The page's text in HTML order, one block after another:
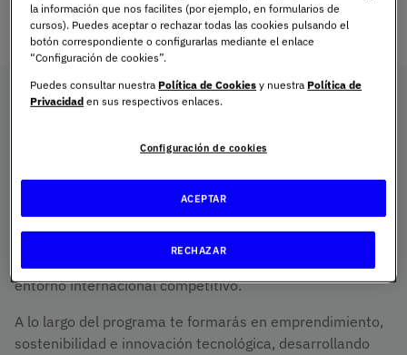
Descubre la experiencia UNIE
Presentación del Doble
Esta doble titulación de UNIE responde a las necesidades
empresariales actuales y a la demanda de perfiles con
visión estratégica y global. Te aporta una comprensión
sólida de las principales áreas de una organización en un
entorno internacional competitivo.
A lo largo del programa te formarás en emprendimiento,
sostenibilidad e innovación tecnológica, desarrollando
la información que nos facilites (por ejemplo, en formularios de
cursos). Puedes aceptar o rechazar todas las cookies pulsando el
botón correspondiente o configurarlas mediante el enlace
“Configuración de cookies”.
Puedes consultar nuestra Política de Cookies y nuestra Política de
Privacidad en sus respectivos enlaces.
Configuración de cookies
RECHAZAR
ACEPTAR